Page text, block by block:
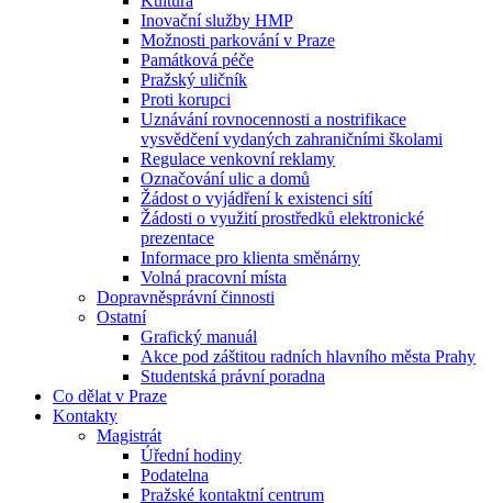
Inovační služby HMP
Možnosti parkování v Praze
Památková péče
Pražský uličník
Proti korupci
Uznávání rovnocennosti a nostrifikace
vysvědčení vydaných zahraničními školami
Regulace venkovní reklamy
Označování ulic a domů
Žádost o vyjádření k existenci sítí
Žádosti o využití prostředků elektronické
prezentace
Informace pro klienta směnárny
Volná pracovní místa
Dopravněsprávní činnosti
Ostatní
Grafický manuál
Akce pod záštitou radních hlavního města Prahy
Studentská právní poradna
Co dělat v Praze
Kontakty
Magistrát
Úřední hodiny
Podatelna
Pražské kontaktní centrum